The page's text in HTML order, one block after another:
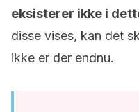
eksisterer ikke i
disse vises, kan det
ikke er der endnu.